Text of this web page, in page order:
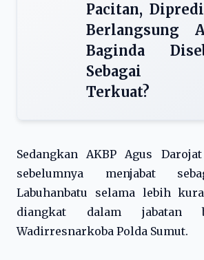
Pacitan,
Berlangsung
Baginda
Sebagai
Terkuat?
Sedangkan AKBP Agus
sebelumnya menjabat
Labuhanbatu selama lebih
diangkat dalam jabatan
Wadirresnarkoba Polda Sumut.